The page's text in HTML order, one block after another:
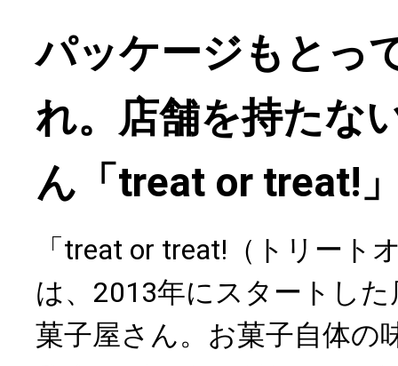
パッケージもとっ
れ。店舗を持たな
ん「treat or treat!
「treat or treat!（トリート
は、2013年にスタートし
菓子屋さん。お菓子自体の